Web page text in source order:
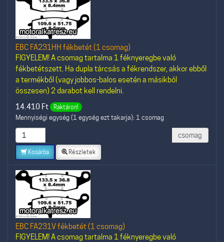
EBC FA231HH fékbetét (1 csomag)
FIGYELEM! A csomag tartalma 1 féknyeregbe való
fékbetétszett. Ha dupla tárcsás a fékrendszer, akkor ebből
a termékből (vagy jobbos-balos esetén a másikból
összesen) 2 darabot kell rendelni.
14.410 Ft Raktáron!
Mennyiségi egység (1 egység ezt takarja): 1 csomag
csomag
Kosárba Részletek
EBC FA231V fékbetét (1 csomag)
FIGYELEM! A csomag tartalma 1 féknyeregbe való